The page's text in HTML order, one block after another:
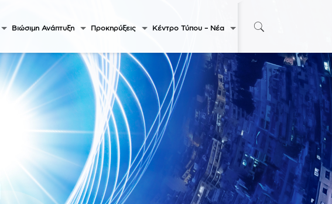
Βιώσιμη Ανάπτυξη Προκηρύξεις Κέντρο Τύπου – Νέα